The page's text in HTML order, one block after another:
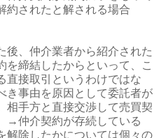
約されたと解される場合
後、仲介業者から紹介された
を締結したからといって、こ
直接取引というわけではな
き事由を原因として委託者が
相手方と直接交渉して売買契
→仲介契約が存続している
解除したかについては個々の